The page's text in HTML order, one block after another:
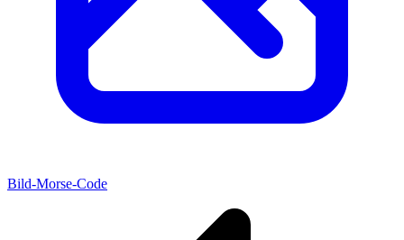
Bild-Morse-Code